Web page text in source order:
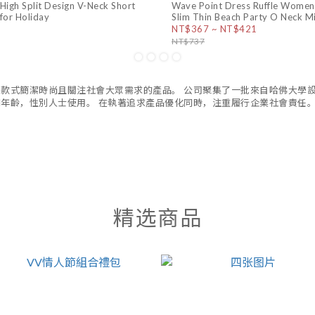
Split Design V-Neck Short
Holiday
Wave Point Dress Ruffle
Slim Thin Beach Party O Neck
NT$367 ~ NT$421
NT$737
式簡潔時尚且關注社會大眾需求的產品。 公司聚集了一批來自哈佛大學
齡，性別人士使用。 在執著追求產品優化同時，注重履行企業社會責任
精选商品